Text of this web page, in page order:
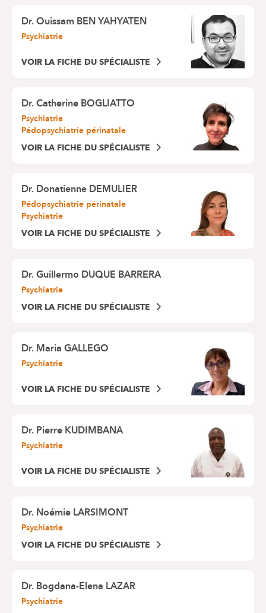
Dr.Ouissam BEN YAHYATEN
Psychiatrie
VOIR LA FICHE DU SPÉCIALISTE
Dr.Catherine BOGLIATTO
Psychiatrie
Pédopsychiatrie périnatale
VOIR LA FICHE DU SPÉCIALISTE
Dr.Donatienne DEMULIER
Pédopsychiatrie périnatale
Psychiatrie
VOIR LA FICHE DU SPÉCIALISTE
Dr.Guillermo DUQUE BARRERA
Psychiatrie
VOIR LA FICHE DU SPÉCIALISTE
Dr.Maria GALLEGO
Psychiatrie
VOIR LA FICHE DU SPÉCIALISTE
Dr.Pierre KUDIMBANA
Psychiatrie
VOIR LA FICHE DU SPÉCIALISTE
Dr.Noémie LARSIMONT
Psychiatrie
VOIR LA FICHE DU SPÉCIALISTE
Dr.Bogdana-Elena LAZAR
Psychiatrie